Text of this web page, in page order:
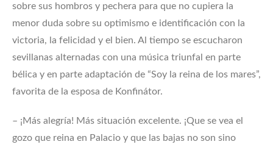
sobre sus hombros y pechera para que no cupiera la
menor duda sobre su optimismo e identificación con la
victoria, la felicidad y el bien. Al tiempo se escucharon
sevillanas alternadas con una música triunfal en parte
bélica y en parte adaptación de “Soy la reina de los mares”,
favorita de la esposa de Konfinátor.
– ¡Más alegría! Más situación excelente. ¡Que se vea el
gozo que reina en Palacio y que las bajas no son sino